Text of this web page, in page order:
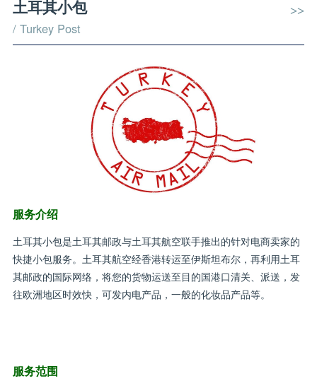
土耳其小包
/ Turkey Post
>>
服务介绍
土耳其小包是土耳其邮政与土耳其航空联手推出的针对电商卖家的
快捷小包服务。土耳其航空经香港转运至伊斯坦布尔，再利用土耳
其邮政的国际网络，将您的货物运送至目的国港口清关、派送，发
往欧洲地区时效快，可发内电产品，一般的化妆品产品等。
服务范围